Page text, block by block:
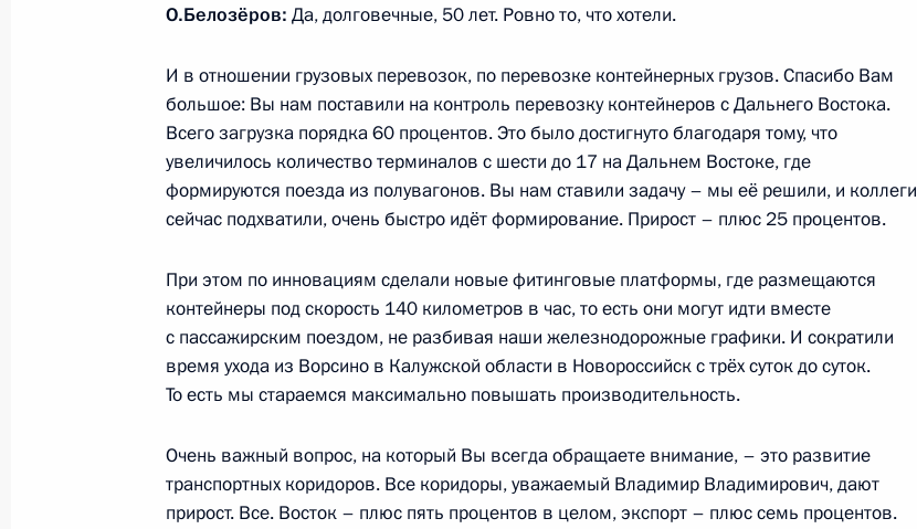
На пароме «Маршал Рокоссовский» поднят государственный
4 марта 2022 года, 13:55
Заседание Президиума Государственного Совета
19 октября 2021 года, 16:25
Встреча с главой РЖД Олегом Белозёровым
6 апреля 2021 года, 13:20
Встреча с главой РЖД Олегом Белозёровым
25 мая 2020 года, 13:15
О.Белозёров: Да, долговечные, 50 лет. Ровно то, что хотели.
И в отношении грузовых перевозок, по перевозке контейнерных грузов. Спасибо Вам
большое: Вы нам поставили на контроль перевозку контейнеров с Дальнего Востока.
Всего загрузка порядка 60 процентов. Это было достигнуто благодаря тому, что
увеличилось количество терминалов с шести до 17 на Дальнем Востоке, где
формируются поезда из полувагонов. Вы нам ставили задачу – мы её решили, и коллеги
сейчас подхватили, очень быстро идёт формирование. Прирост – плюс 25 процентов.
При этом по инновациям сделали новые фитинговые платформы, где размещаются
контейнеры под скорость 140 километров в час, то есть они могут идти вместе
с пассажирским поездом, не разбивая наши железнодорожные графики. И сократили
время ухода из Ворсино в Калужской области в Новороссийск с трёх суток до суток.
То есть мы стараемся максимально повышать производительность.
Очень важный вопрос, на который Вы всегда обращаете внимание, – это развитие
транспортных коридоров. Все коридоры, уважаемый Владимир Владимирович, дают
прирост. Все. Восток – плюс пять процентов в целом, экспорт – плюс семь процентов.